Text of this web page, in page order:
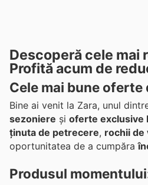
Descoperă cele mai
Profită acum de
Cele mai bune oferte
Bine ai venit la Zara, unul
sezoniere și oferte exclusive
ținuta de petrecere, rochii de
oportunitatea de a cumpăra
Produsul